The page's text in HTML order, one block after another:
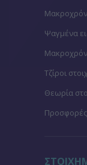
Ψαγμένα
Τζίροι
Θεωρία
Προσφορές